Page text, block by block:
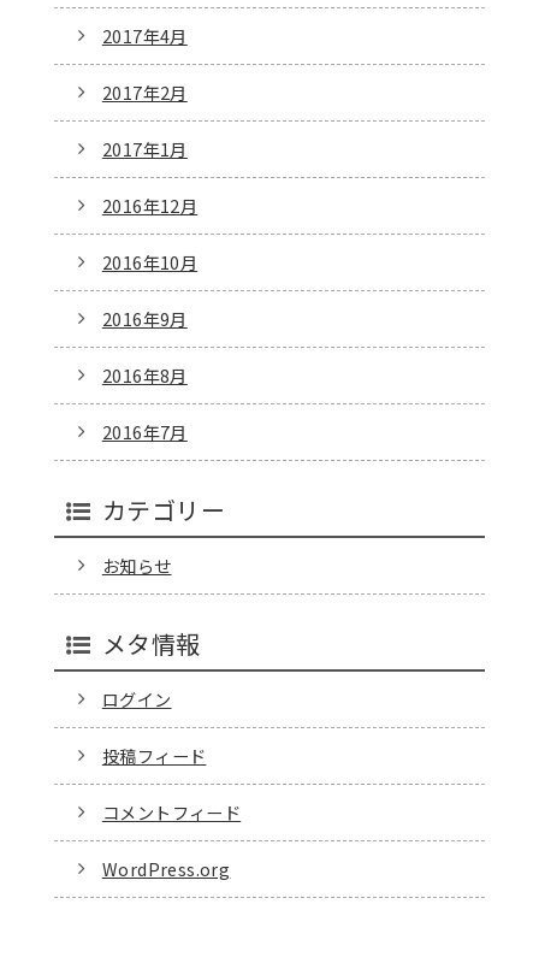
2017年4月
2017年2月
2017年1月
2016年12月
2016年10月
2016年9月
2016年8月
2016年7月
カテゴリー
お知らせ
メタ情報
ログイン
投稿フィード
コメントフィード
WordPress.org